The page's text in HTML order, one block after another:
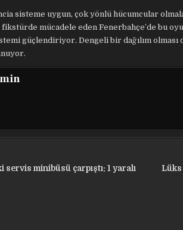
sisteme uygun, çok yönlü hücumcular
mücadele eden Fenerbahçe’de bu
güçlendiriyor. Dengeli bir dağılım
Lüks
servis minibüsü çarpıştı: 1 yaralı